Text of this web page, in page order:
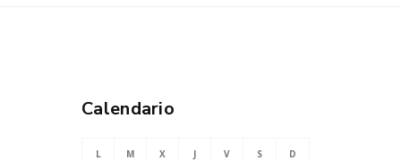
Calendario
L M X J V S D